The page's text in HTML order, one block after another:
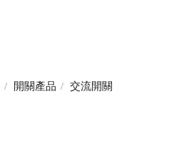
開關產品 交流開關